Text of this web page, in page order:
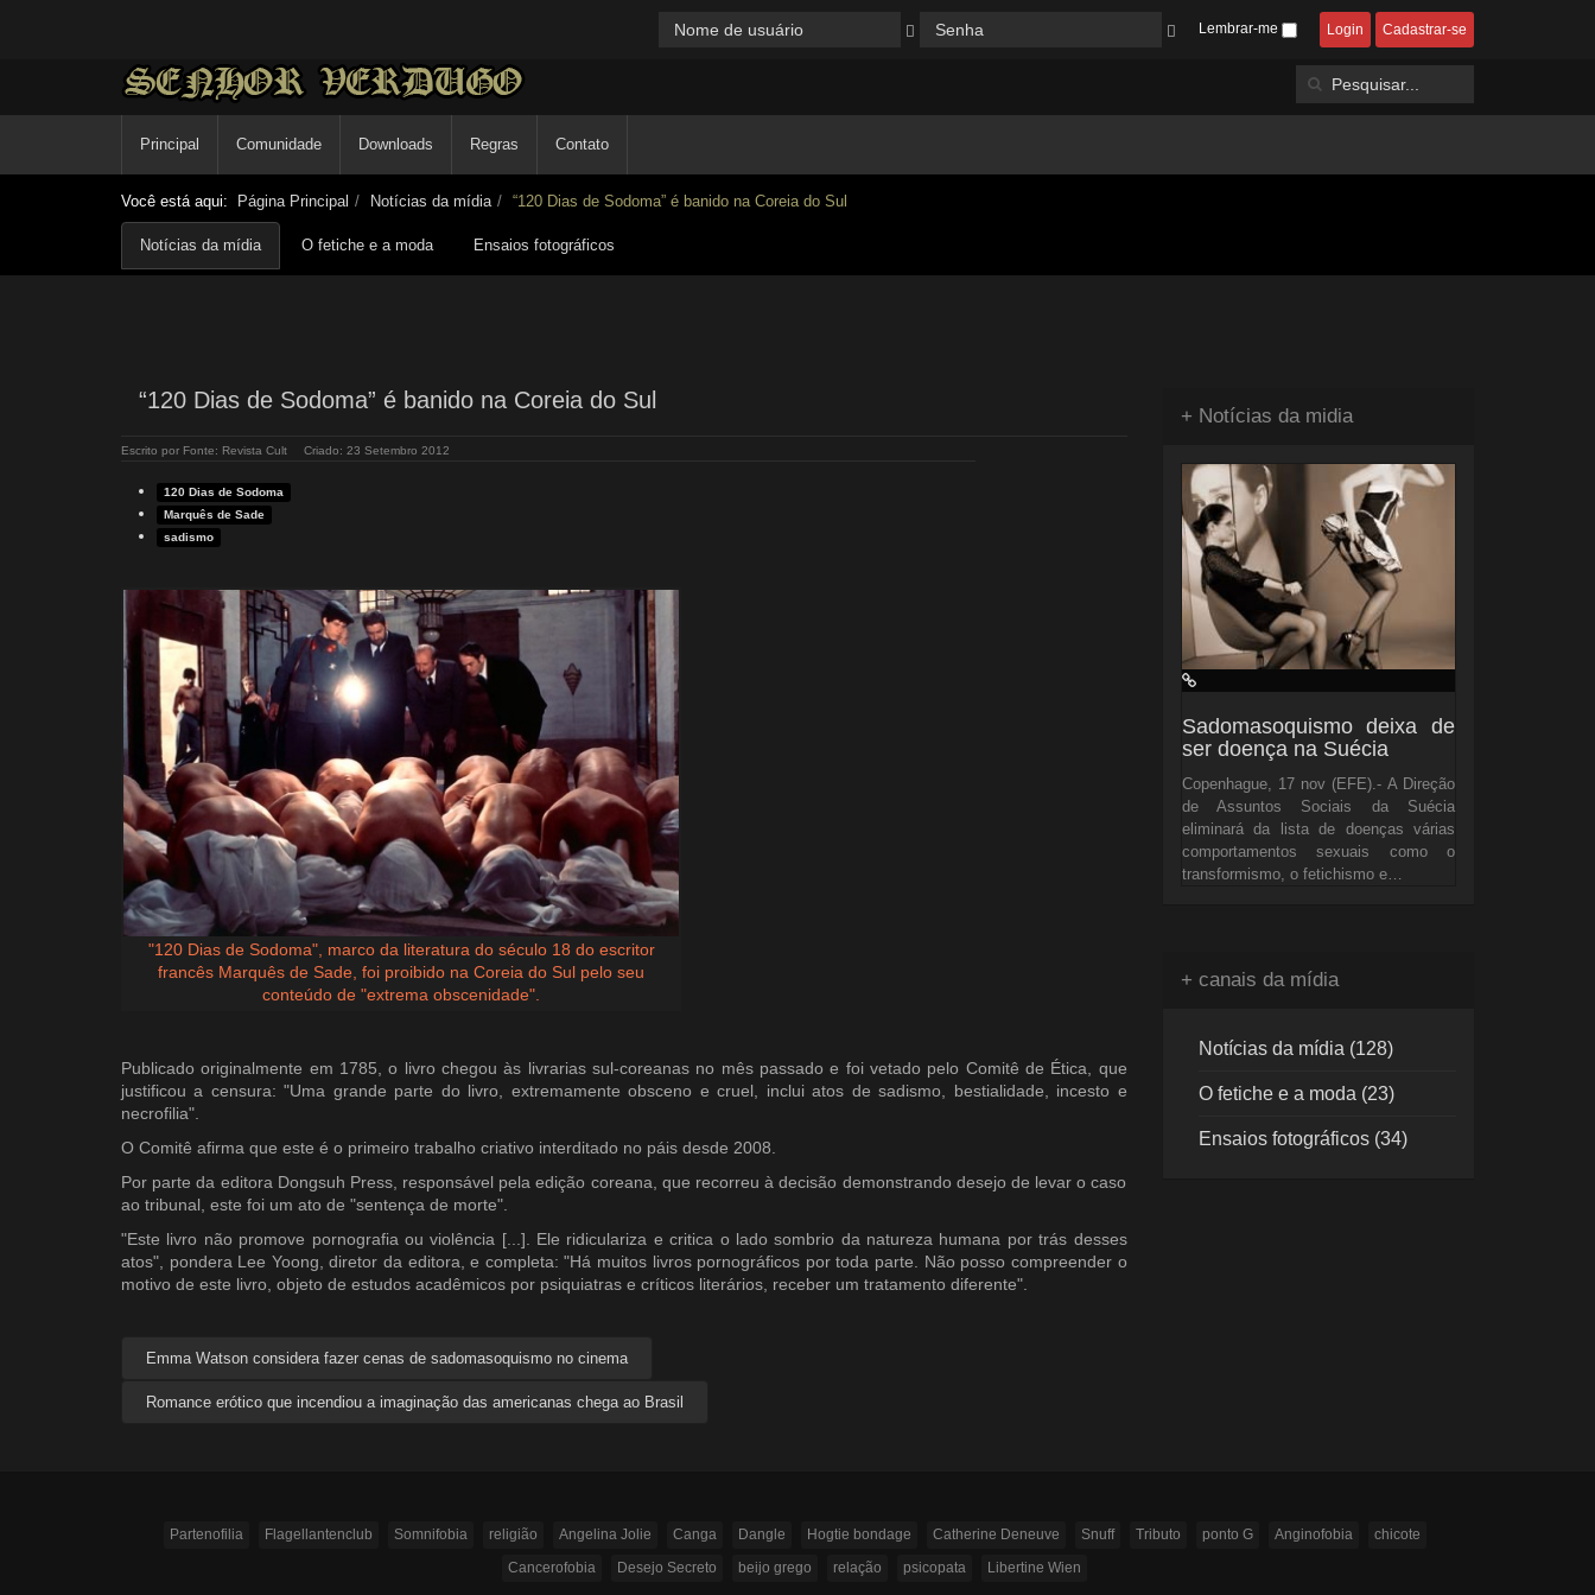
Lembrar-me Login Cadastrar-se
Principal Comunidade Downloads Regras Contato
Você está aqui: Página Principal Notícias da mídia “120 Dias de Sodoma” é banido na Coreia do Sul
Notícias da mídia O fetiche e a moda Ensaios fotográficos
“120 Dias de Sodoma” é banido na Coreia do Sul
Escrito por Fonte: Revista Cult Criado: 23 Setembro 2012
120 Dias de Sodoma
Marquês de Sade
sadismo
"120 Dias de Sodoma", marco da literatura do século 18 do escritor
francês Marquês de Sade, foi proibido na Coreia do Sul pelo seu
conteúdo de "extrema obscenidade".
Publicado originalmente em 1785, o livro chegou às livrarias sul-coreanas no mês passado e foi vetado pelo Comitê de Ética, que
justificou a censura: "Uma grande parte do livro, extremamente obsceno e cruel, inclui atos de sadismo, bestialidade, incesto e
necrofilia".
O Comitê afirma que este é o primeiro trabalho criativo interditado no páis desde 2008.
Por parte da editora Dongsuh Press, responsável pela edição coreana, que recorreu à decisão demonstrando desejo de levar o caso
ao tribunal, este foi um ato de "sentença de morte".
"Este livro não promove pornografia ou violência [...]. Ele ridiculariza e critica o lado sombrio da natureza humana por trás desses
atos", pondera Lee Yoong, diretor da editora, e completa: "Há muitos livros pornográficos por toda parte. Não posso compreender o
motivo de este livro, objeto de estudos acadêmicos por psiquiatras e críticos literários, receber um tratamento diferente".
Emma Watson considera fazer cenas de sadomasoquismo no cinema
Romance erótico que incendiou a imaginação das americanas chega ao Brasil
+ Notícias da midia
Sadomasoquismo deixa de
ser doença na Suécia
Copenhague, 17 nov (EFE).- A Direção
de Assuntos Sociais da Suécia
eliminará da lista de doenças várias
comportamentos sexuais como o
transformismo, o fetichismo e…
+ canais da mídia
Notícias da mídia (128)
O fetiche e a moda (23)
Ensaios fotográficos (34)
Partenofilia Flagellantenclub Somnifobia religião Angelina Jolie Canga Dangle Hogtie bondage Catherine Deneuve Snuff Tributo ponto G Anginofobia
chicote
Cancerofobia
Desejo Secreto beijo grego relação psicopata Libertine Wien